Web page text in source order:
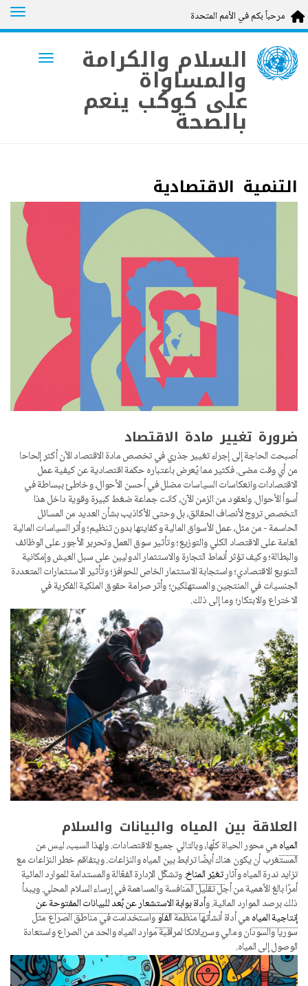
Skip
main
content
مرحباً بكم في الأمم المتحدة
السلام والكرامة
والمساواة
على كوكب ينعم
بالصحة
التنمية الاقتصادية
ضرورة تغيير مادة الاقتصاد
أصبحت الحاجة إلى إجراء تغيير جذري في تخصص مادة الاقتصاد الآن أكثر إلحاحا
من أي وقت مضى. فكثير مما يُعرض باعتباره حكمة اقتصادية عن كيفية عمل
الاقتصادات وانعكاسات السياسات مضلل في أحسن الأحوال، وخاطئ ببساطة في
أسوأ الأحوال. ولعقود من الزمن الآن، كانت جماعة ضغط كبيرة وقوية داخل هذا
التخصص تروج لأنصاف الحقائق، بل وحتى الأكاذيب بشأن العديد من المسائل
الحاسمة - من مثل، عمل الأسواق المالية وكفايتها بدون تنظيم؛ وأثر السياسات المالية
العامة على الاقتصاد الكلي والتوزيع؛ وتأثير سوق العمل وتحرير الأجور على الوظائف
والبطالة؛ وكيف تؤثر أنماط التجارة والاستثمار الدوليين على سبل العيش وإمكانية
التنويع الاقتصادي؛ واستجابة الاستثمار الخاص للحوافز؛ وتأثير الاستثمارات المتعددة
الجنسيات في المنتجين والمستهلكين؛ وأثر صرامة حقوق الملكية الفكرية في
الاختراع والابتكار؛ وما إلى ذلك.
العلاقة بين المياه والبيانات والسلام
المياههي محور الحياة كلّها، وبالتالي جميع الاقتصادات. ولهذا السبب، ليس من
المستغرب أن يكون هناك أيضًا ترابط بين المياه والنزاعات. ويتفاقم خطر النزاعات مع
تزايد ندرة المياه وآثارتغيّر المناخ. وتشكّل الإدارة الفعّالة والمستدامة للموارد المائية
أمرًا بالغ الأهمية من أجل تقليل المنافسة والمساهمة في إرساء السلام المحلي. ويبدأ
ذلك برصد الموارد المائية. وأداة بوابة الاستشعار عن بُعد للبيانات المفتوحة عن
إنتاجية المياههي أداة أنشأتها منظمةالفاوواستخدامت في مناطق الصراع مثل
سوريا والسودان ومالي وسريلانكا لمراقبة موارد المياه والحد من الصراع واستعادة
الوصول إلى المياه.